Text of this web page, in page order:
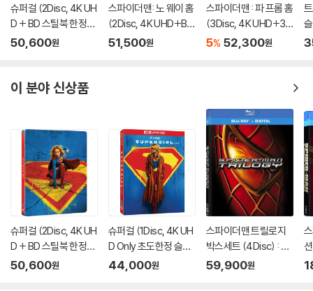
슈퍼걸 (2Disc, 4K UH
D + BD 스틸북 한정
판) (펀치) : 블루레이
50,600원
스파이더맨: 노 웨이 홈
(2Disc, 4K UHD+BD
렌티큘러 풀슬립 B1 스
51,500원
스파이더맨 : 파 프롬 홈
(3Disc, 4K UHD+3D
+BD 렌티큘러 풀슬립
5% 52,300원
이
이 분야 신상품
슈퍼걸 (2Disc, 4K UH
D + BD 스틸북 한정
판) (펀치) : 블루레이
50,600원
슈퍼걸 (1Disc, 4K UH
D Only 초도한정 슬립
케이스) : 블루레이
44,000원
스파이더맨 트릴로지
박스세트 (4Disc) : 블
루레이
59,900원